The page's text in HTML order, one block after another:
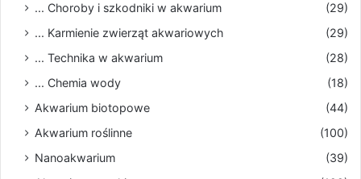
... Choroby i szkodniki w akwarium
(29)
... Karmienie zwierząt akwariowych
(29)
... Technika w akwarium
(28)
... Chemia wody
(18)
Akwarium biotopowe
(44)
Akwarium roślinne
(100)
Nanoakwarium
(39)